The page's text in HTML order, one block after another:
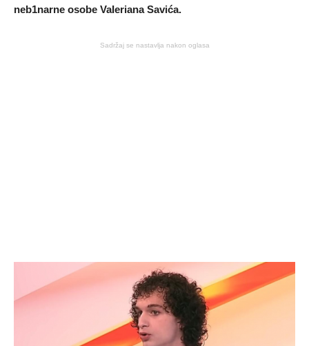
neb1narne osobe VaIeriana Savića.
Sadržaj se nastavlja nakon oglasa